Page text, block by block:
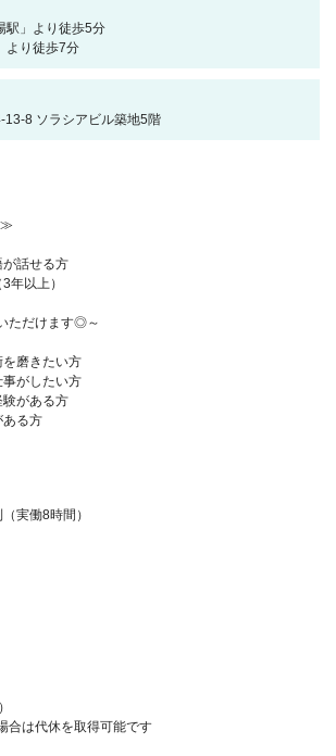
駅」より徒歩5分
より徒歩7分
13-8 ソラシアビル築地5階
≫
話せる方
年以上）
ただけます◎～
磨きたい方
がしたい方
がある方
ある方
実働8時間）
合は代休を取得可能です